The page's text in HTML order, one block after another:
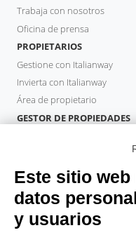
Trabaja con nosotros
Oficina de prensa
PROPIETARIOS
Gestione con Italianway
Invierta con Italianway
Área de propietario
GESTOR DE PROPIEDADES
HUÉSPEDES
Reserve una estancia
Estancias largas
Experiencias para los
Este sitio
datos
y usuarios